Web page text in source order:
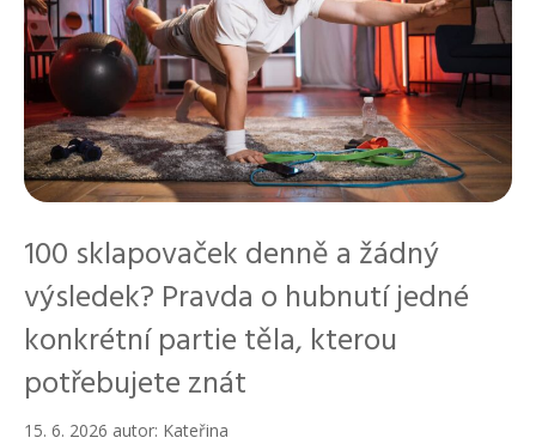
100 sklapovaček denně a žádný
výsledek? Pravda o hubnutí jedné
konkrétní partie těla, kterou
potřebujete znát
15. 6. 2026 autor: Kateřina